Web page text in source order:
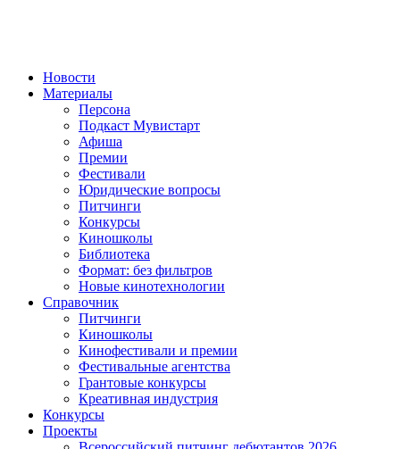
Новости
Материалы
Персона
Подкаст Мувистарт
Афиша
Премии
Фестивали
Юридические вопросы
Питчинги
Конкурсы
Киношколы
Библиотека
Формат: без фильтров
Новые кинотехнологии
Справочник
Питчинги
Киношколы
Кинофестивали и премии
Фестивальные агентства
Грантовые конкурсы
Креативная индустрия
Конкурсы
Проекты